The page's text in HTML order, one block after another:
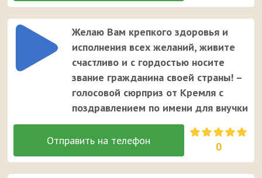
Желаю Вам крепкого здоровья и
исполнения всех желаний, живите
счастливо и с гордостью носите
звание гражданина своей страны! –
голосовой сюрприз от Кремля с
поздравлением по имени для внучки
0